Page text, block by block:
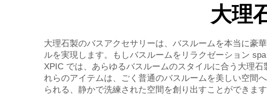
大理
大理石製のバスアクセサリーは、バスルームを本当に豪
ルを実現します。もしバスルームをリラクゼーション
XPIC では、あらゆるバスルームのスタイルに合う大理
れらのアイテムは、ごく普通のバスルームを美しい空間
られる、静かで洗練された空間を創り出すことができます